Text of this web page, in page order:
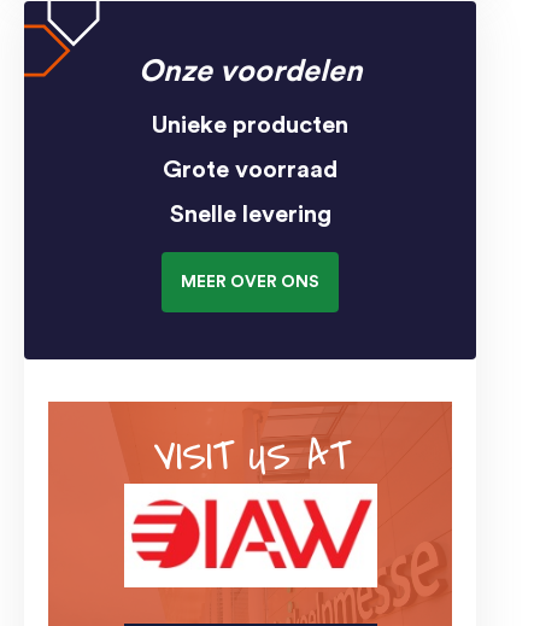
Onze voordelen
Unieke producten
Grote voorraad
Snelle levering
MEER OVER ONS
VISIT US AT